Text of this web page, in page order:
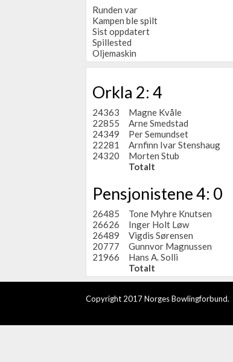
Runden var
Kampen ble spilt
Sist oppdatert
Spillested
Oljemaskin
Orkla 2: 4
24363 Magne Kvåle
22855
Arne Smedstad
24349
Per Semundset
22281
Arnfinn Ivar Stenshaug
24320
Morten Stub
Totalt
Pensjonistene 4: 0
26485 Tone Myhre Knutsen
26626
Inger Holt Løw
26489
Vigdis Sørensen
20777
Gunnvor Magnussen
21966
Hans A. Solli
Totalt
Copyright 2017 Norges Bowlingforbund.